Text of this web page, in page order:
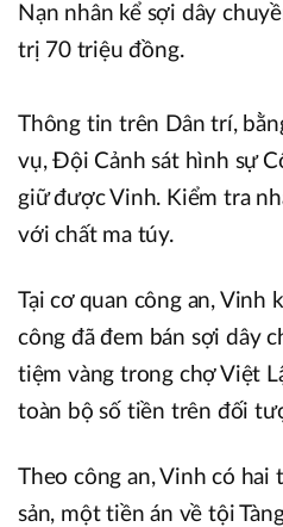
Nạn nhân kể sợi dây
trị 70 triệu đồng.
Thông tin trên Dân trí,
vụ, Đội Cảnh sát hình sự
giữ được Vinh. Kiểm tra
với chất ma túy.
Tại cơ quan công an, Vinh
công đã đem bán sợi dây
tiệm vàng trong chợ Việt
toàn bộ số tiền trên đối
Theo công an, Vinh có
sản, một tiền án về tội